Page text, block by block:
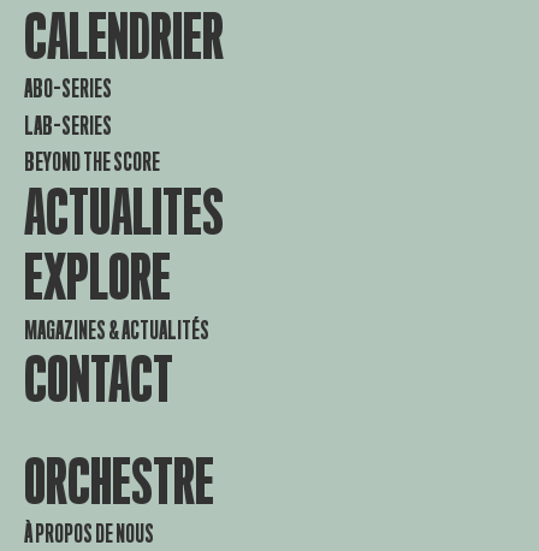
CALENDRIER
ABO-SERIES
LAB-SERIES
BEYOND THE SCORE
ACTUALITES
EXPLORE
MAGAZINES & ACTUALITÉS
CONTACT
ORCHESTRE
À PROPOS DE NOUS